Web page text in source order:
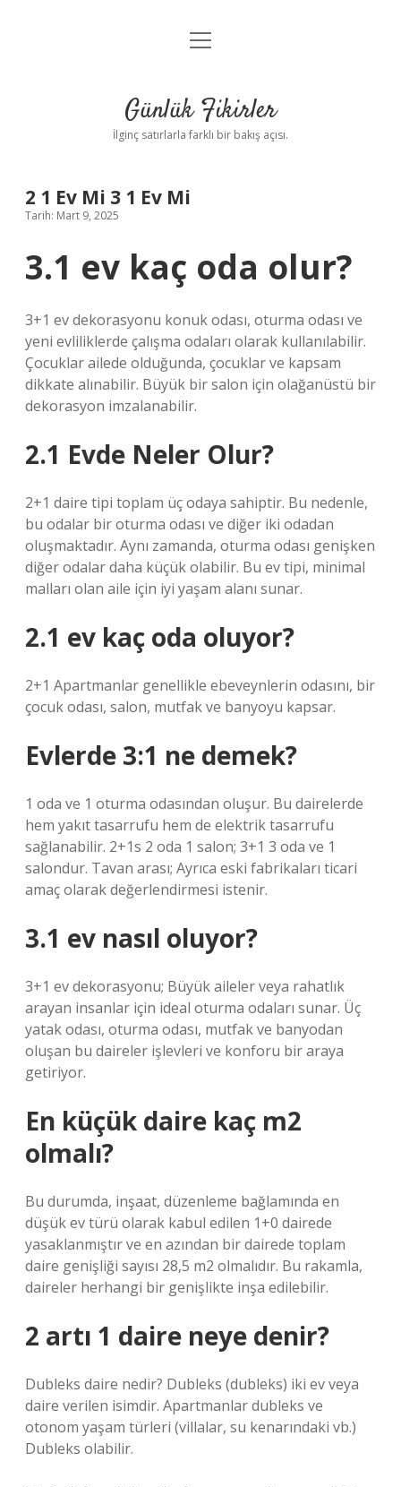
Anasayfa
Yasal Uyarı
menüyü
Günlük Fikirler
İlginç satırlarla farklı bir bakış açısı.
2 1 Ev Mi 3 1 Ev Mi
Tarih: Mart 9, 2025
3.1 ev kaç oda olur?
3+1 ev dekorasyonu konuk odası, oturma odası ve
yeni evliliklerde çalışma odaları olarak kullanılabilir.
Çocuklar ailede olduğunda, çocuklar ve kapsam
dikkate alınabilir. Büyük bir salon için olağanüstü bir
dekorasyon imzalanabilir.
2.1 Evde Neler Olur?
2+1 daire tipi toplam üç odaya sahiptir. Bu nedenle,
bu odalar bir oturma odası ve diğer iki odadan
oluşmaktadır. Aynı zamanda, oturma odası genişken
diğer odalar daha küçük olabilir. Bu ev tipi, minimal
malları olan aile için iyi yaşam alanı sunar.
2.1 ev kaç oda oluyor?
2+1 Apartmanlar genellikle ebeveynlerin odasını, bir
çocuk odası, salon, mutfak ve banyoyu kapsar.
Evlerde 3:1 ne demek?
1 oda ve 1 oturma odasından oluşur. Bu dairelerde
hem yakıt tasarrufu hem de elektrik tasarrufu
sağlanabilir. 2+1s 2 oda 1 salon; 3+1 3 oda ve 1
salondur. Tavan arası; Ayrıca eski fabrikaları ticari
amaç olarak değerlendirmesi istenir.
3.1 ev nasıl oluyor?
3+1 ev dekorasyonu; Büyük aileler veya rahatlık
arayan insanlar için ideal oturma odaları sunar. Üç
yatak odası, oturma odası, mutfak ve banyodan
oluşan bu daireler işlevleri ve konforu bir araya
getiriyor.
En küçük daire kaç m2
olmalı?
Bu durumda, inşaat, düzenleme bağlamında en
düşük ev türü olarak kabul edilen 1+0 dairede
yasaklanmıştır ve en azından bir dairede toplam
daire genişliği sayısı 28,5 m2 olmalıdır. Bu rakamla,
daireler herhangi bir genişlikte inşa edilebilir.
2 artı 1 daire neye denir?
Dubleks daire nedir? Dubleks (dubleks) iki ev veya
daire verilen isimdir. Apartmanlar dubleks ve
otonom yaşam türleri (villalar, su kenarındaki vb.)
Dubleks olabilir.